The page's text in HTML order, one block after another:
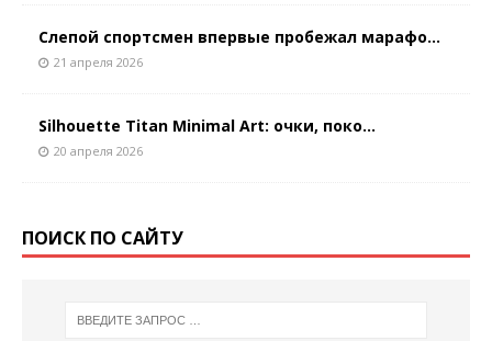
Слепой спортсмен впервые пробежал марафо...
21 апреля 2026
Silhouette Titan Minimal Art: очки, поко...
20 апреля 2026
ПОИСК ПО САЙТУ